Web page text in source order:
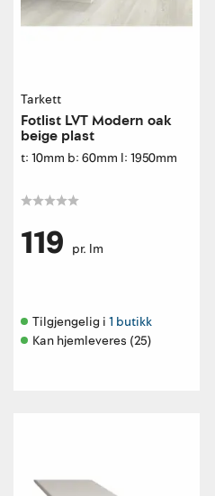
Tarkett
Fotlist LVT Modern oak
beige plast
t: 10mm b: 60mm l: 1950mm
119 pr. lm
Tilgjengelig i 1 butikk
Kan hjemleveres (25)